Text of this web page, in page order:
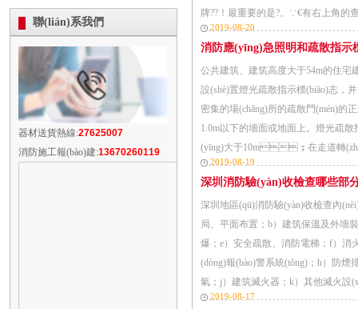
聯(lián)系我們
器材送貨熱線:27625007
消防施工報(bào)建:13670260119
牌??！最重要的是?。∵€有右上角的
2019-08-20
消防應(yīng)急照明和疏散指示
公共建筑、建筑高度大于54m的住宅建筑
設(shè)置燈光疏散指示標(biāo)志，
密集的場(chǎng)所的疏散門(mén)的
1.0m以下的墻面或地面上。燈光
(yīng)大于10m；在走道轉
2019-08-19
深圳消防驗(yàn)收檢查哪些部
深圳地區(qū)消防驗(yàn)收檢查內
局、平面布置；b）建筑保溫及外
爆；e）安全疏散、消防電梯；f
(dòng)報(bào)警系統(tǒng)；h）防煙排
氣；j）建筑滅火器；k）其他滅火設
2019-08-17